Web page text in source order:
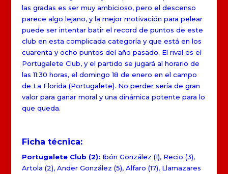
las gradas es ser muy ambicioso, pero el descenso
parece algo lejano, y la mejor motivación para pelear
puede ser intentar batir el record de puntos de este
club en esta complicada categoría y que está en los
cuarenta y ocho puntos del año pasado. El rival es el
Portugalete Club, y el partido se jugará al horario de
las 11:30 horas, el domingo 18 de enero en el campo
de La Florida (Portugalete). No perder sería de gran
valor para ganar moral y una dinámica potente para lo
que queda.
Ficha técnica:
Portugalete Club (2): Ibón González (1), Recio (3),
Artola (2), Ander González (5), Alfaro (17), Llamazares